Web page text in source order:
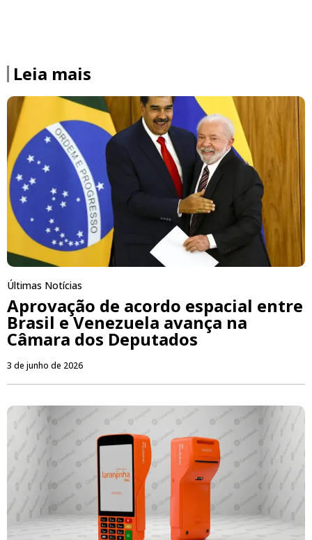
Leia mais
Últimas Notícias
Aprovação de acordo espacial entre
Brasil e Venezuela avança na
Câmara dos Deputados
3 de junho de 2026